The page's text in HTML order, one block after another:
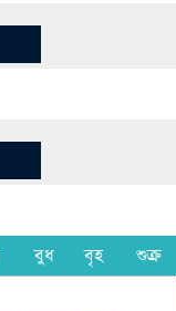
বুধ বৃহ শুক্র